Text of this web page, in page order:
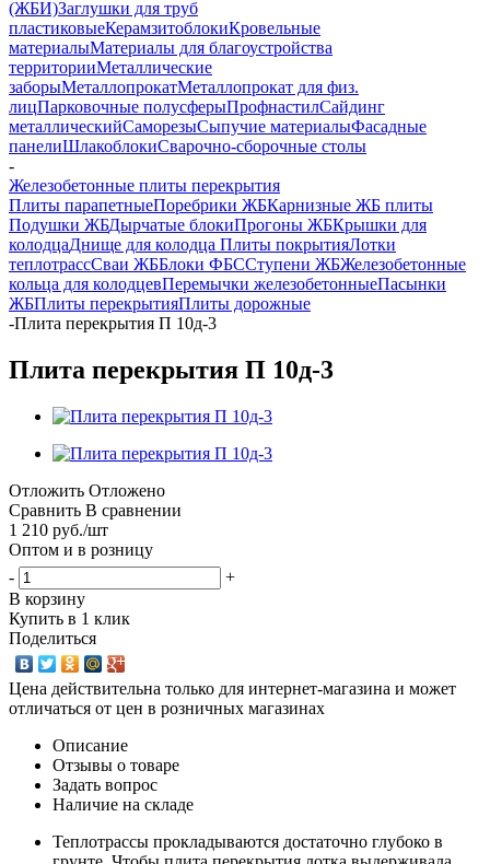
(ЖБИ)Заглушки для труб
пластиковыеКерамзитоблокиКровельные
материалыМатериалы для благоустройства
территорииМеталлические
заборыМеталлопрокатМеталлопрокат для физ.
лицПарковочные полусферыПрофнастилСайдинг
металлическийСаморезыСыпучие материалыФасадные
панелиШлакоблокиСварочно-сборочные столы
-
Железобетонные плиты перекрытия
Плиты парапетныеПоребрики ЖБКарнизные ЖБ плиты
Подушки ЖБДырчатые блокиПрогоны ЖБКрышки для
колодцаДнище для колодца Плиты покрытияЛотки
теплотрассСваи ЖББлоки ФБССтупени ЖБЖелезобетонные
кольца для колодцевПеремычки железобетонныеПасынки
ЖБПлиты перекрытияПлиты дорожные
-Плита перекрытия П 10д-3
Плита перекрытия П 10д-3
Отложить Отложено
Сравнить В сравнении
1 210 руб./шт
Оптом и в розницу
-
+
В корзину
Купить в 1 клик
Поделиться
Цена действительна только для интернет-магазина и может
отличаться от цен в розничных магазинах
Описание
Отзывы о товаре
Задать вопрос
Наличие на складе
Теплотрассы прокладываются достаточно глубоко в